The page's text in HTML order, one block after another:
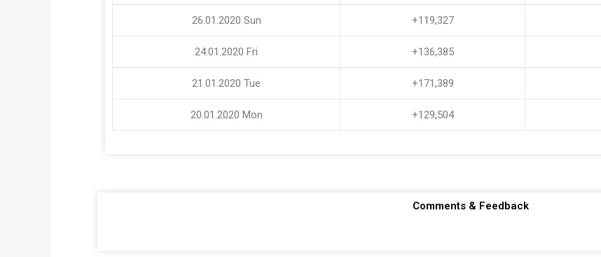
26.01.2020 Sun +119,327
24.01.2020 Fri +136,385
21.01.2020Tue +171,389
20.01.2020 Mon +129,504
Comments & Feedback